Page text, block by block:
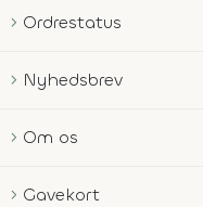
Ordrestatus
Nyhedsbrev
Om os
Gavekort